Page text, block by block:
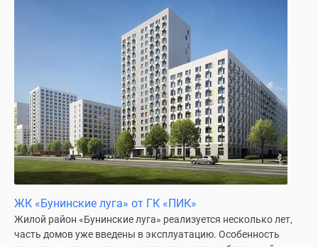
Ипотечный
калькулятор
Семейная
ипотека
Военная
ипотека
Банки
программы
Медиа
ЖК «Бунинские луга» от ГК «ПИК»
Жилой район «Бунинские луга» реализуется несколько лет,
часть домов уже введены в эксплуатацию. Особенность